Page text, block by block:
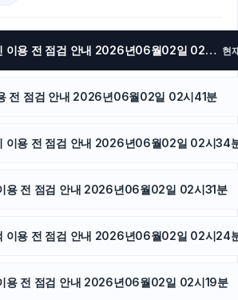
동탄피부과 국비지원디자인 이용 전 점검 안내 2026년06월02일 02시53분 현
전 점검 안내 2026년06월02일 02시41분
이용 전 점검 안내 2026년06월02일 02시34
용 전 점검 안내 2026년06월02일 02시31분
이용 전 점검 안내 2026년06월02일 02시24
용 전 점검 안내 2026년06월02일 02시19분